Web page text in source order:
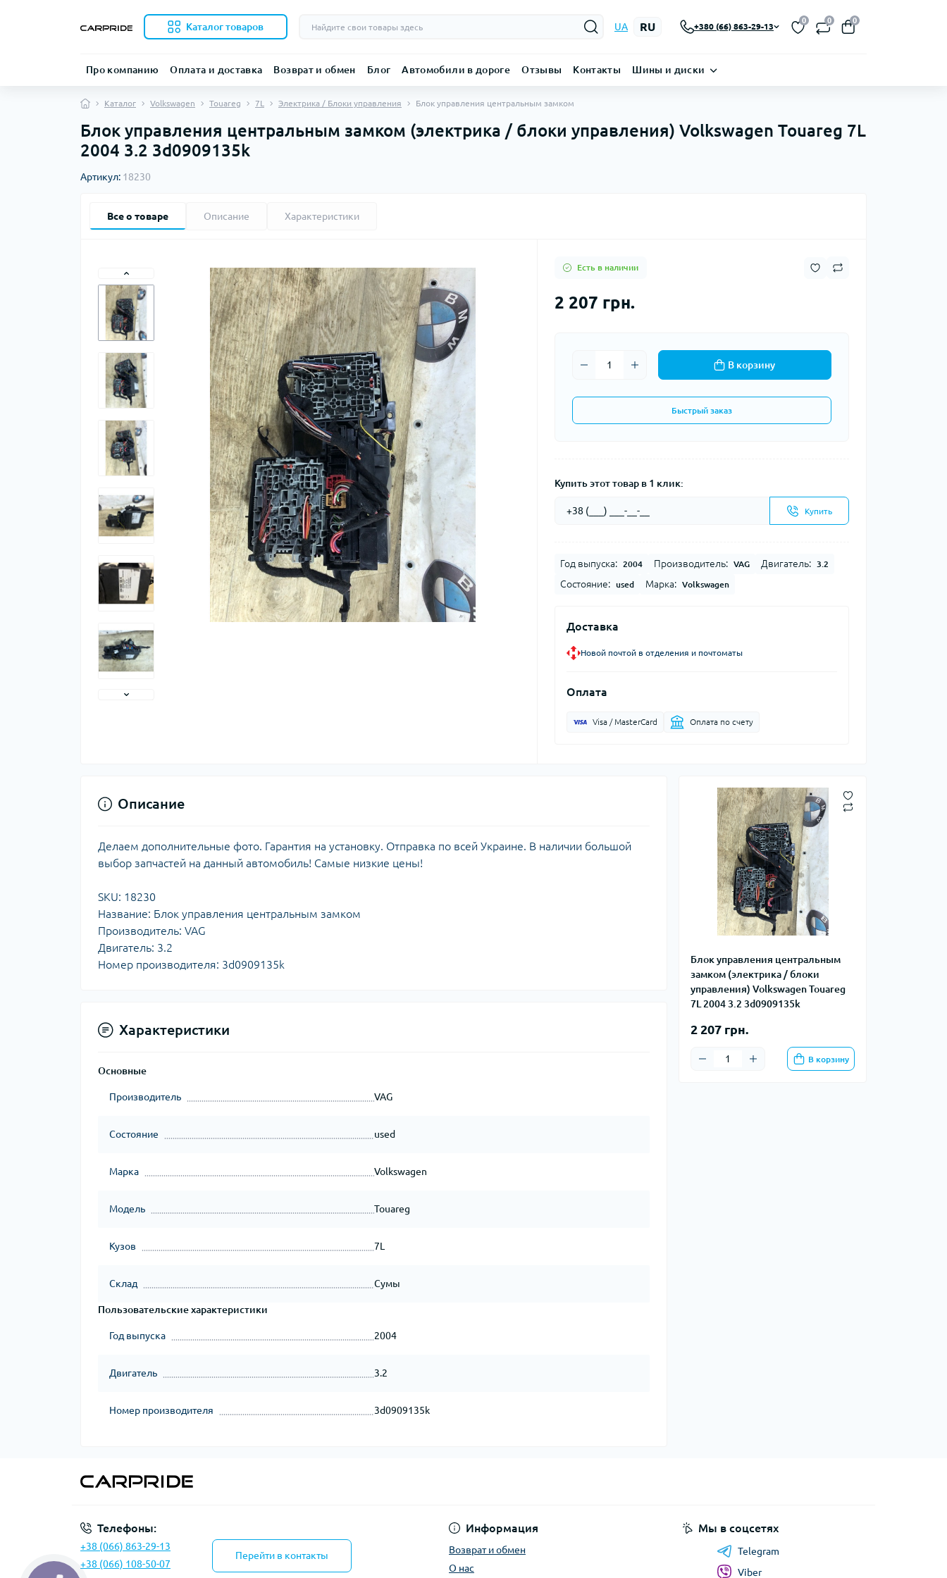
Каталог товаров UA RU +380 (66) 863-29-13
0 0 0
Про компанию Оплата и доставка Возврат и обмен Блог Автомобили в дороге Отзывы Контакты Шины и диски
Каталог Volkswagen Touareg 7L Электрика / Блоки управления Блок управления центральным замком
Блок управления центральным замком (электрика / блоки управления) Volkswagen Touareg 7L
2004 3.2 3d0909135k
Артикул: 18230
Все о товаре Описание Характеристики
Есть в наличии
2 207 грн.
В корзину
Быстрый заказ
Купить этот товар в 1 клик:
Купить
Год выпуска: 2004 Производитель: VAG Двигатель: 3.2
Состояние: used Марка: Volkswagen
Доставка
Новой почтой в отделения и почтоматы
Оплата
Visa / MasterCard Оплата по счету
Блок управления центральным
замком (электрика / блоки
управления) Volkswagen Touareg
7L 2004 3.2 3d0909135k
2 207 грн.
В корзину
Описание
Делаем дополнительные фото. Гарантия на установку. Отправка по всей Украине. В наличии большой
выбор запчастей на данный автомобиль! Самые низкие цены!
SKU: 18230
Название: Блок управления центральным замком
Производитель: VAG
Двигатель: 3.2
Номер производителя: 3d0909135k
Характеристики
Основные
Производитель VAG
Состояние used
Марка Volkswagen
Модель Touareg
Кузов 7L
Склад Сумы
Пользовательские характеристики
Год выпуска 2004
Двигатель 3.2
Номер производителя 3d0909135k
Телефоны:
+38 (066) 863-29-13
+38 (066) 108-50-07
Перейти в контакты
Информация
Возврат и обмен
О нас
Мы в соцсетях
Telegram
Viber